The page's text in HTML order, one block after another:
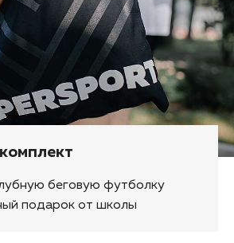
беговую футболку
подарок от школы